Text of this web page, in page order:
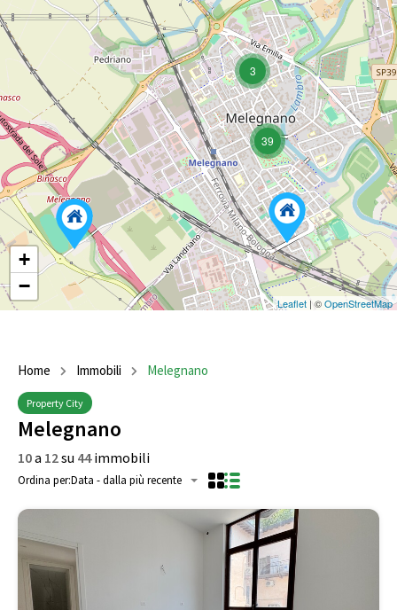
3
39
+
−
Leaflet | ©OpenStreetMap
Home Immobili Melegnano
Property City
Melegnano
10a 12su 44immobili
Ordina per:Data - dalla più recente